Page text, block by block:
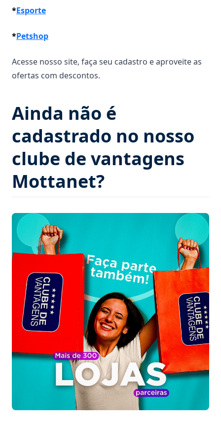
*Esporte
*Petshop
Acesse nosso site, faça seu cadastro e aproveite as
ofertas com descontos.
Ainda não é
cadastrado no nosso
clube de vantagens
Mottanet?